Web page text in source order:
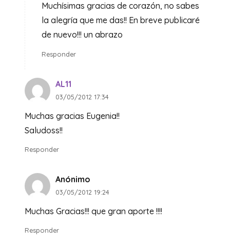
Muchísimas gracias de corazón, no sabes
la alegría que me das!! En breve publicaré
de nuevo!!! un abrazo
Responder
AL11
03/05/2012 17:34
Muchas gracias Eugenia!!
Saludoss!!
Responder
Anónimo
03/05/2012 19:24
Muchas Gracias!!! que gran aporte !!!!
Responder